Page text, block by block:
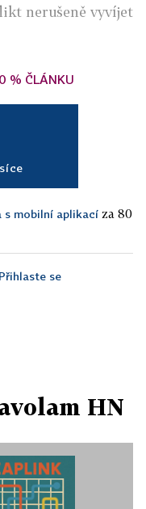
nerušeně vyvíjet
% ČLÁNKU
s mobilní aplikací za 80
Přihlaste se
HN